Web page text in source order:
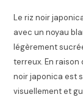
Le riz noir
avec un noyau
légèrement
terreux. En raison
noir japonica est
visuellement et